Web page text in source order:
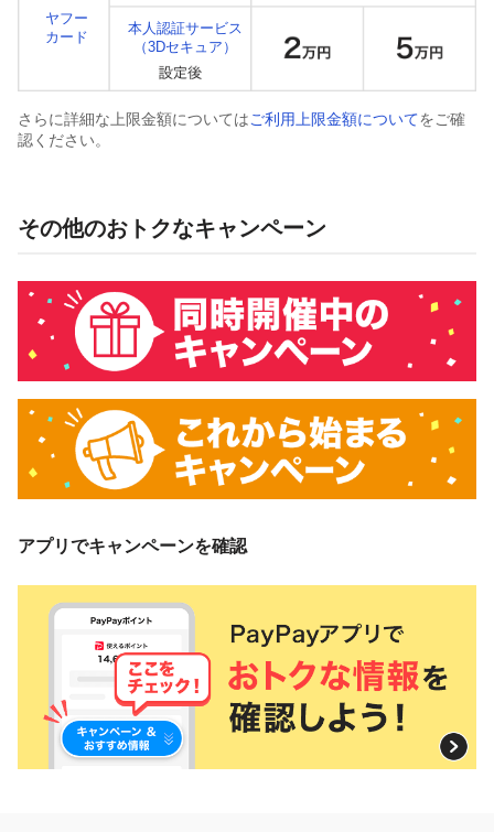
ヤフー
カード
本人認証サービス
（3Dセキュア）
さらに詳細な上限金額についてはご利用上限金額についてをご確
認ください。
その他のおトクなキャンペーン
アプリでキャンペーンを確認